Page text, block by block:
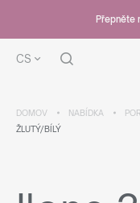
Přepněte
CS
DOMOV NABÍDKA
ŽLUTÝ/BÍLÝ